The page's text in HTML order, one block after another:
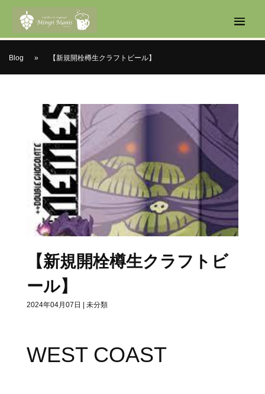
Blog » 【新規開栓樽生クラフトビール】
【新規開栓樽生クラフトビ
ール】
2024年04月07日 | 未分類
WEST COAST